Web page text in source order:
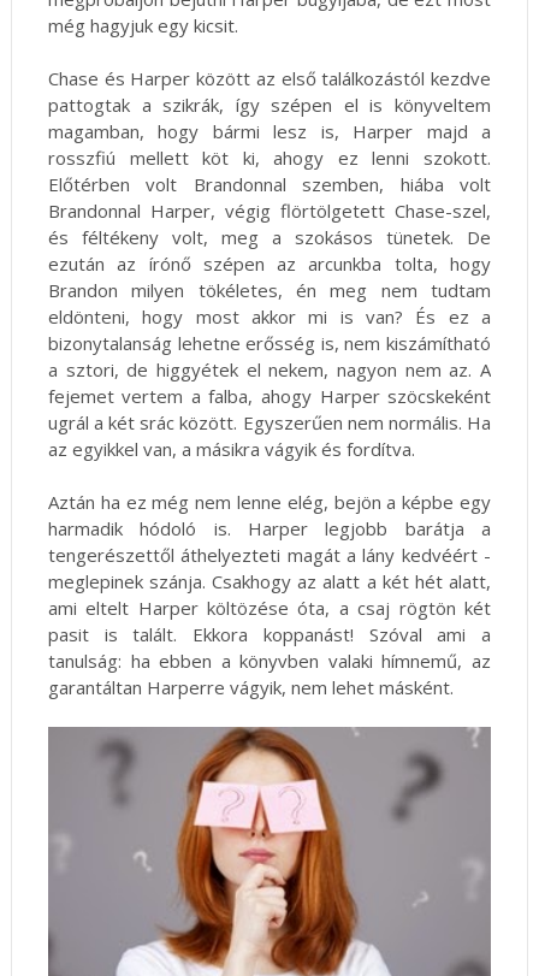
még hagyjuk egy kicsit.
Chase és Harper között az első találkozástól kezdve
pattogtak a szikrák, így szépen el is könyveltem
magamban, hogy bármi lesz is, Harper majd a
rosszfiú mellett köt ki, ahogy ez lenni szokott.
Előtérben volt Brandonnal szemben, hiába volt
Brandonnal Harper, végig flörtölgetett Chase-szel,
és féltékeny volt, meg a szokásos tünetek. De
ezután az írónő szépen az arcunkba tolta, hogy
Brandon milyen tökéletes, én meg nem tudtam
eldönteni, hogy most akkor mi is van? És ez a
bizonytalanság lehetne erősség is, nem kiszámítható
a sztori, de higgyétek el nekem, nagyon nem az. A
fejemet vertem a falba, ahogy Harper szöcskeként
ugrál a két srác között. Egyszerűen nem normális. Ha
az egyikkel van, a másikra vágyik és fordítva.
Aztán ha ez még nem lenne elég, bejön a képbe egy
harmadik hódoló is. Harper legjobb barátja a
tengerészettől áthelyezteti magát a lány kedvéért -
meglepinek szánja. Csakhogy az alatt a két hét alatt,
ami eltelt Harper költözése óta, a csaj rögtön két
pasit is talált. Ekkora koppanást! Szóval ami a
tanulság: ha ebben a könyvben valaki hímnemű, az
garantáltan Harperre vágyik, nem lehet másként.